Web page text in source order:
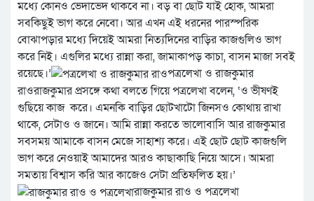
মধ্যে কোনও ভেদাভেদ থাকবে না। বড় বা ছোট যাই হোক, আমরা
সবকিছুই ভাগ করে নেবো। আর এখন এই ধরনের পারস্পরিক
বোঝাপড়ার মধ্যে দিয়েই আমরা নিত্যদিনের বাড়ির কাজগুলিও ভাগ
করে নিই। এগুলির মধ্যে রান্না করা, জামাকাপড় কাচা, বাসন মাজা সবই
রয়েছে।’
পত্রলেখা ও রাজকুমার
রাওরাজকুমার প্রসঙ্গে কথা বলতে গিয়ে পত্রলেখা বলেন, ‘ও ভীষণই
গুছিয়ে কাজ করে। এমনকি বাড়ির ছোটখাটো জিনসও কোথায় রাখা
থাকে, সেটাও ও জানে। আমি রান্না করতে ভালোবাসি আর রাজকুমার
সবসময় আমাকে বাসন মেজে সাহাশ্য করে। এই ছোট ছোট কাজগুলি
ভাগ করে নেওয়াই আমাদের আরও কাছাকাছি নিয়ে আসে। আমরা
সমতায় বিশ্বাস করি আর কাজেও সেটা প্রতিফলিত হয়।’
রাজকুমার রাও ও পত্রলেখা